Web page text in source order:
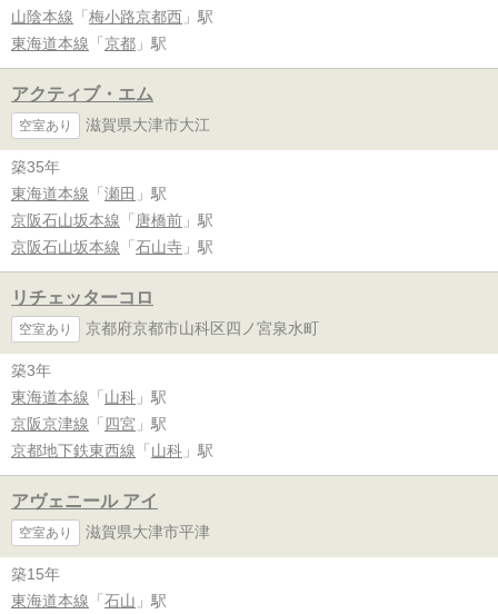
山陰本線 「 梅小路京都西 」駅
東海道本線 「 京都 」駅
アクティブ・エム
空室あり 滋賀県大津市大江
築35年
東海道本線 「 瀬田 」駅
京阪石山坂本線 「 唐橋前 」駅
京阪石山坂本線 「 石山寺 」駅
リチェッターコロ
空室あり 京都府京都市山科区四ノ宮泉水町
築3年
東海道本線 「 山科 」駅
京阪京津線 「 四宮 」駅
京都地下鉄東西線 「 山科 」駅
アヴェニール アイ
空室あり 滋賀県大津市平津
築15年
東海道本線 「 石山 」駅